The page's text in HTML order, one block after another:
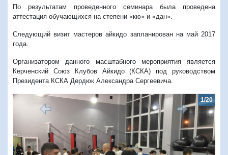
По результатам проведенного семинара была проведена
аттестация обучающихся на степени «кю» и «дан».
Следующий визит мастеров айкидо запланирован на май 2017
года.
Организатором данного масштабного мероприятия является
Керченский Союз Клубов Айкидо (КСКА) под руководством
Президента КСКА Дердюк Александра Сергеевича.
1/20